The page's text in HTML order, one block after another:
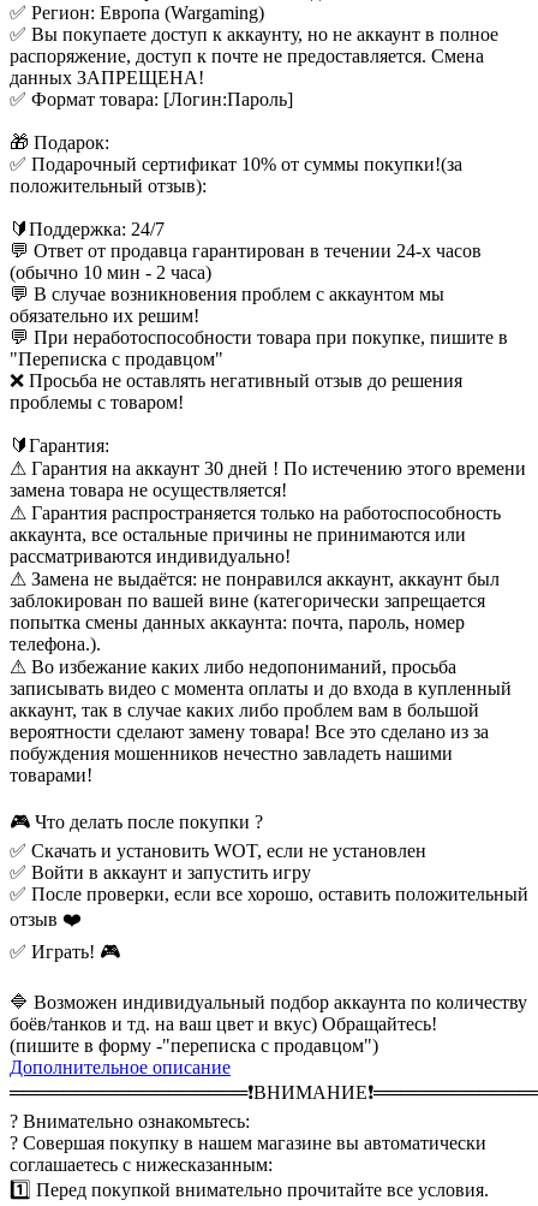
✅ Регион: Европа (Wargaming)
✅ Вы покупаете доступ к аккаунту, но не аккаунт в полное
распоряжение, доступ к почте не предоставляется. Смена
данных ЗАПРЕЩЕНА!
✅ Формат товара: [Логин:Пароль]
🎁 Подарок:
✅ Подарочный сертификат 10% от суммы покупки!(за
положительный отзыв):
🔰Поддержка: 24/7
💬 Ответ от продавца гарантирован в течении 24-х часов
(обычно 10 мин - 2 часа)
💬 В случае возникновения проблем с аккаунтом мы
обязательно их решим!
💬 При неработоспособности товара при покупке, пишите в
"Переписка с продавцом"
❌ Просьба не оставлять негативный отзыв до решения
проблемы с товаром!
🔰Гарантия:
⚠ Гарантия на аккаунт 30 дней ! По истечению этого времени
замена товара не осуществляется!
⚠ Гарантия распространяется только на работоспособность
аккаунта, все остальные причины не принимаются или
рассматриваются индивидуально!
⚠ Замена не выдаётся: не понравился аккаунт, аккаунт был
заблокирован по вашей вине (категорически запрещается
попытка смены данных аккаунта: почта, пароль, номер
телефона.).
⚠ Во избежание каких либо недопониманий, просьба
записывать видео с момента оплаты и до входа в купленный
аккаунт, так в случае каких либо проблем вам в большой
вероятности сделают замену товара! Все это сделано из за
побуждения мошенников нечестно завладеть нашими
товарами!
🎮 Что делать после покупки ?
✅ Скачать и установить WOT, если не установлен
✅ Войти в аккаунт и запустить игру
✅ После проверки, если все хорошо, оставить положительный
отзыв ❤️
✅ Играть! 🎮
🔷 Возможен индивидуальный подбор аккаунта по количеству
боёв/танков и тд. на ваш цвет и вкус) Обращайтесь!
(пишите в форму -"переписка с продавцом")
Дополнительное описание
? Внимательно ознакомьтесь:
? Совершая покупку в нашем магазине вы автоматически
соглашаетесь с нижесказанным:
1️⃣ Перед покупкой внимательно прочитайте все условия.